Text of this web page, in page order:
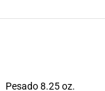
Pesado 8.25 oz.